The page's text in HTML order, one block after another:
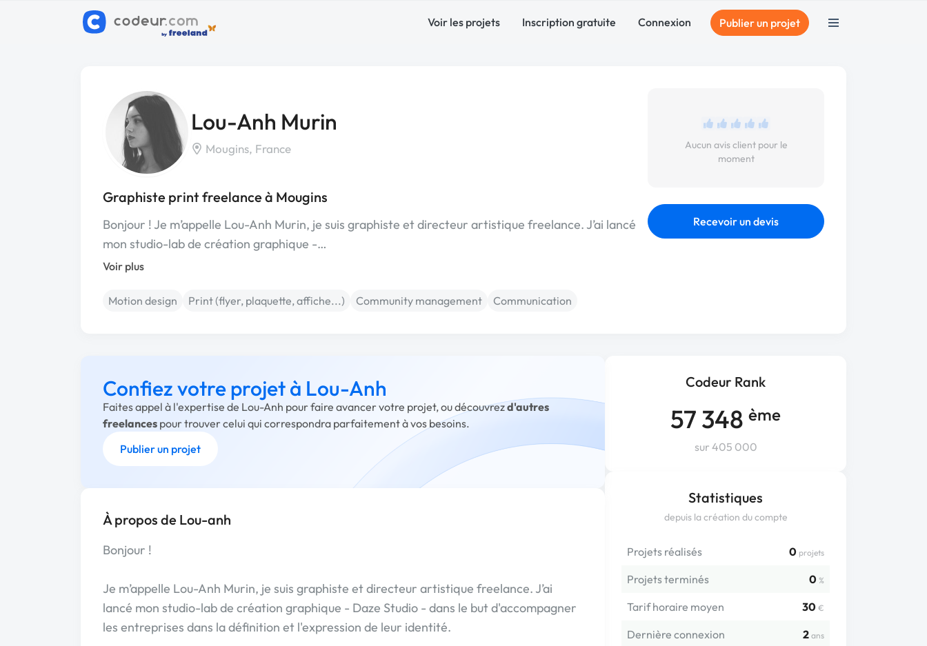
Voir les projets Inscription gratuite Connexion Publier un projet
Lou-Anh Murin
Mougins, France
Graphiste print freelance à Mougins
Bonjour ! Je m’appelle Lou-Anh Murin, je suis graphiste et directeur artistique freelance. J’ai lancé
mon studio-lab de création graphique -…
Voir plus
Motion design Print (flyer, plaquette, affiche...) Community management Communication
Aucun avis client pour le
moment
Recevoir un devis
Codeur Rank
57 348 ème
sur 405 000
Statistiques
depuis la création du compte
Projets réalisés 0 projets
Projets terminés 0 %
Tarif horaire moyen 30 €
Dernière connexion 2 ans
Confiez votre projet à Lou-Anh
Faites appel à l'expertise de Lou-Anh pour faire avancer votre projet, ou découvrezd'autres
freelances pour trouver celui qui correspondra parfaitement à vos besoins.
Publier un projet
À propos de Lou-anh
Bonjour !
Je m’appelle Lou-Anh Murin, je suis graphiste et directeur artistique freelance. J’ai
lancé mon studio-lab de création graphique - Daze Studio - dans le but d'accompagner
les entreprises dans la définition et l'expression de leur identité.